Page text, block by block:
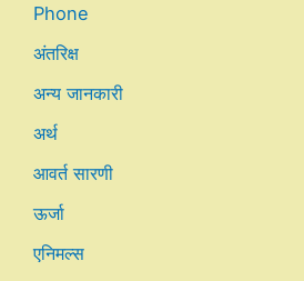
Phone
अंतरिक्ष
अन्य जानकारी
अर्थ
आवर्त सारणी
ऊर्जा
एनिमल्स